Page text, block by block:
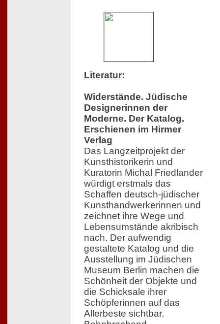
Literatur:
Widerstände. Jüdische
Designerinnen der
Moderne. Der Katalog.
Erschienen im Hirmer
Verlag
Das Langzeitprojekt der
Kunsthistorikerin und
Kuratorin Michal Friedlander
würdigt erstmals das
Schaffen deutsch-jüdischer
Kunsthandwerkerinnen und
zeichnet ihre Wege und
Lebensumstände akribisch
nach. Der aufwendig
gestaltete Katalog und die
Ausstellung im Jüdischen
Museum Berlin machen die
Schönheit der Objekte und
die Schicksale ihrer
Schöpferinnen auf das
Allerbeste sichtbar.